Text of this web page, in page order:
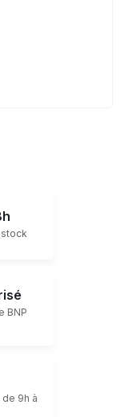
BNP
9h à